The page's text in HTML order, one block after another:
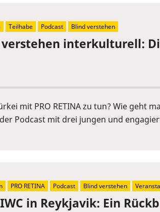
interkulturell:
mit PRO RETINA zu tun? Wie geht
Podcast mit drei jungen und
Teilhabe Podcast Blind verstehen
in Reykjavik: Ein
PRO RETINA Podcast Blind verstehen